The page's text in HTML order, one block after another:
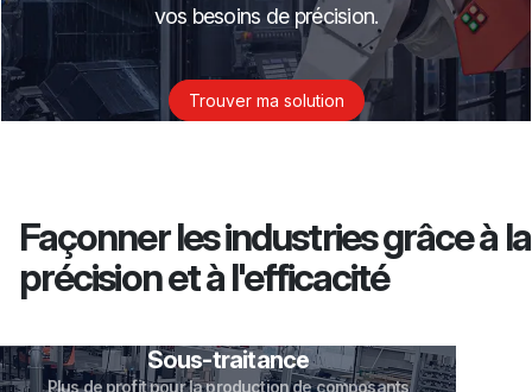
vos besoins de précision.
Trouver ma solution
Façonner les industries grâce à la
précision et à l'efficacité
Sous-traitance
Plus de profit pour la production de composants